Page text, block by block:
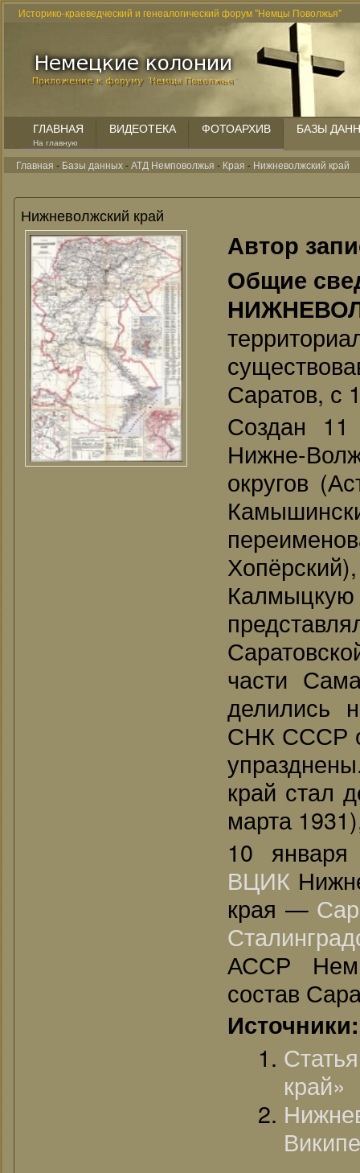
Историко-краеведческий и генеалогический форум "Немцы Поволжья"
ГЛАВНАЯ
На главную
ВИДЕОТЕКА ФОТОАРХИВ БАЗЫ
Главная - Базы данных-АТД Немповолжья - Края - Нижневолжский край
Нижневолжский край
Автор
Общие
Саратов, с
Создан 11
Нижне-
округов
части
делились
СНК СССР
край стал
марта
10
ВЦИК
края —
АССР
состав
Источники:
край»